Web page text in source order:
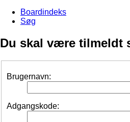
Boardindeks
Søg
Du skal være tilmeldt
Brugernavn:
Adgangskode: